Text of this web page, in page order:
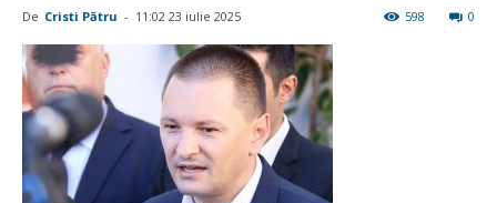
De Cristi Pătru - 11:02 23 iulie 2025 0
598